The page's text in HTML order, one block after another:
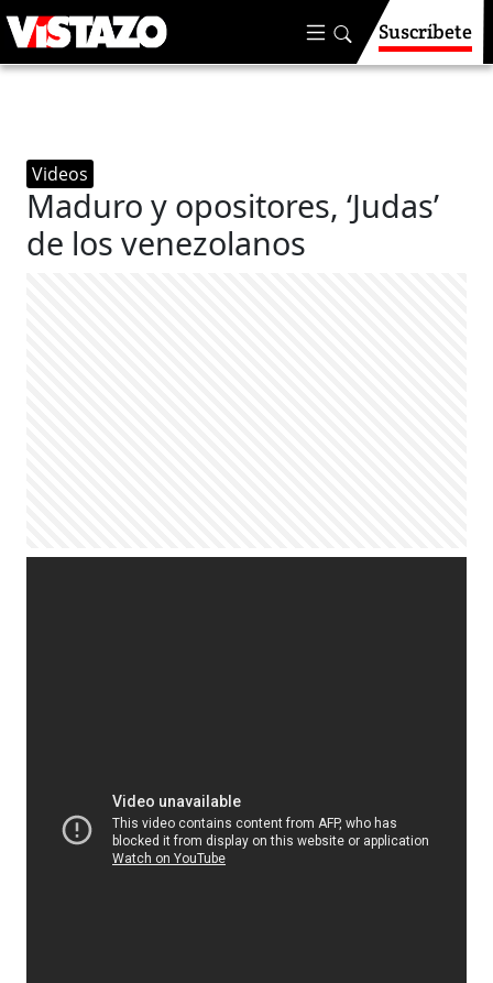
Suscríbete
Videos
Maduro y opositores, ‘Judas’
de los venezolanos